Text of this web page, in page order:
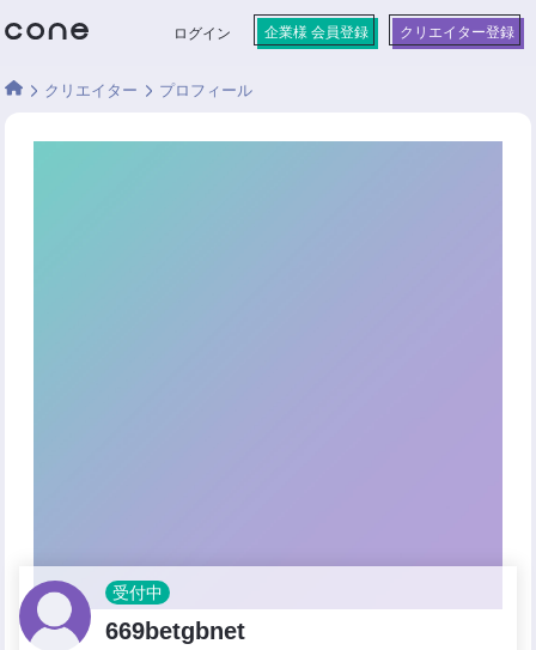
ログイン 企業様 会員登録 クリエイター登録
クリエイター プロフィール
受付中
669betgbnet